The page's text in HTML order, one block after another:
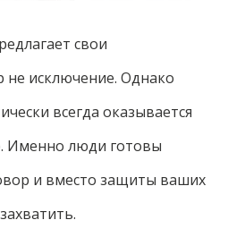
свои
исключение. Однако
всегда оказывается
Именно люди готовы
и вместо защиты ваших